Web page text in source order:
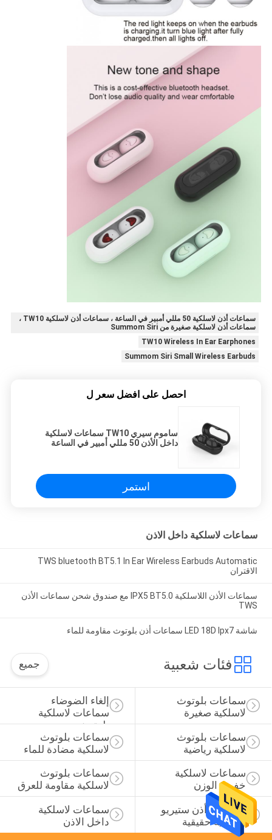
سماعات أذن لاسلكية 50 مللي أمبير في الساعة ، سماعات أذن لاسلكية TW10 ،
سماعات أذن لاسلكية صغيرة من Summom Siri
TW10 Wireless In Ear Earphones
Summom Siri Small Wireless Earbuds
احصل على افضل سعر ل
ساموم سيري TW10 سماعات لاسلكية
داخل الأذن 50 مللي أمبير في الساعة
استمر
سماعات لاسلكية داخل الاذن
TWS bluetooth BT5.1 In Ear Wireless Earbuds Automatic
الاقتران
سماعات الأذن اللاسلكية IPX5 BT5.0 مع صندوق شحن سماعات الأذن
TWS
شاشة LED 18D Ipx7 سماعات أذن بلوتوث مقاومة للماء
فئات شعبية جميع
إلغاء الضوضاء
سماعات لاسلكية
بلوتوث
سماعات بلوتوث
لاسلكية صغيرة
سماعات بلوتوث
لاسلكية مضادة للماء
سماعات بلوتوث
لاسلكية رياضية
سماعات بلوتوث
لاسلكية مقاومة للعرق
سماعات لاسلكية
خفيفة الوزن
سماعات لاسلكية
داخل الاذن
سماعات أذن ستيريو
لاسلكية حقيقية